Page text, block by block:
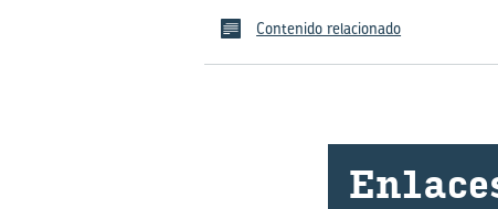
Contenido relacionado